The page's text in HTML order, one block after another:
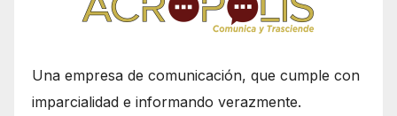
Una empresa de comunicación, que cumple con
imparcialidad e informando verazmente.